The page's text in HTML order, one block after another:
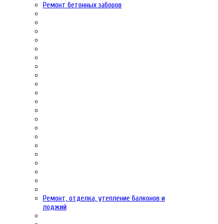
Ремонт бетонных заборов
Ремонт, отделка, утепление балконов и
лоджий